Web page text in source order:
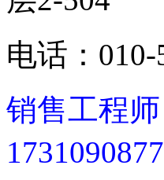
电话：010-
销售工程师